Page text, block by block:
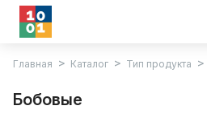
Главная Каталог Тип продукта
Бобовые